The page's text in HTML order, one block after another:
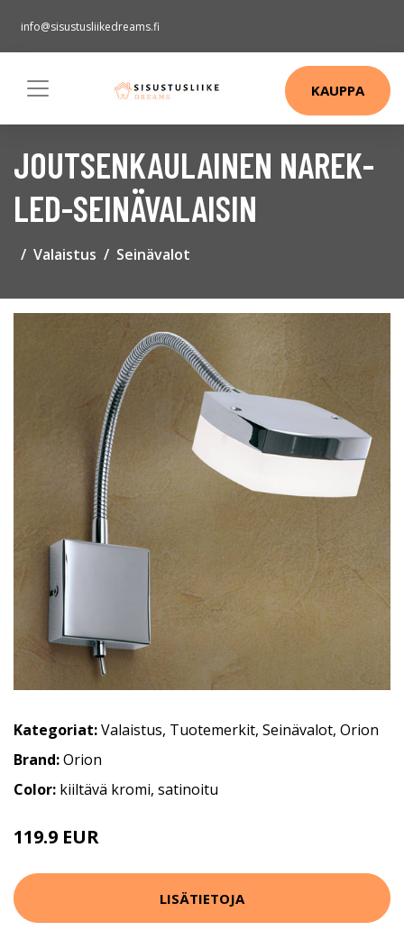
info@sisustusliikedreams.fi
KAUPPA
JOUTSENKAULAINEN NAREK-
LED-SEINÄVALAISIN
Valaistus Seinävalot
Kategoriat:Valaistus, Tuotemerkit, Seinävalot, Orion
Brand:Orion
Color: kiiltävä kromi, satinoitu
119.9 EUR
LISÄTIETOJA